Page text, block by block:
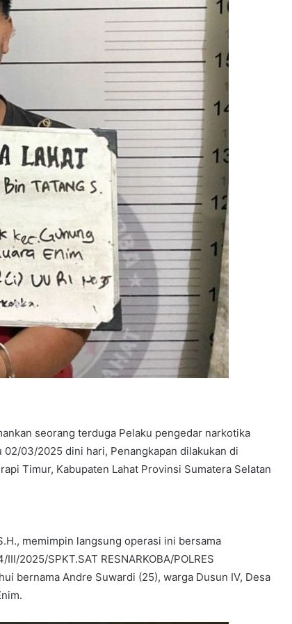
seorang terduga Pelaku pengedar narkotika
03/2025 dini hari, Penangkapan dilakukan di
Timur, Kabupaten Lahat Provinsi Sumatera Selatan
memimpin langsung operasi ini bersama
2025/SPKT.SAT RESNARKOBA/POLRES
bernama Andre Suwardi (25), warga Dusun IV, Desa